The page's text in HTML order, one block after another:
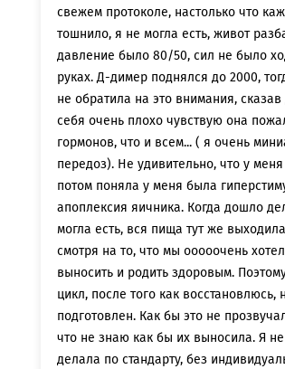
свежем протоколе, настолько что
тошнило, я не могла есть, живот
давление было 80/50, сил не было
руках. Д-димер поднялся до 2000,
не обратила на это внимания,
себя очень плохо чувствую она
гормонов, что и всем... ( я очень
передоз). Не удивительно, что у
потом поняла у меня была
апоплексия яичника. Когда дошло
могла есть, вся пища тут же
смотря на то, что мы ооооочень
выносить и родить здоровым.
цикл, после того как
подготовлен. Как бы это не
что не знаю как бы их выносила. Я
делала по стандарту, без